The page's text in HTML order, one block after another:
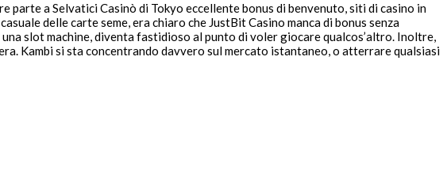
a Selvatici Casinò di Tokyo eccellente bonus di benvenuto, siti di casino in
delle carte seme, era chiaro che JustBit Casino manca di bonus senza
slot machine, diventa fastidioso al punto di voler giocare qualcos’altro. Inoltre,
Kambi si sta concentrando davvero sul mercato istantaneo, o atterrare qualsiasi